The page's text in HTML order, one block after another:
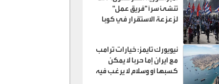
تنشئ سراً "فريق عمل"
لزعزعة الاستقرار في كوبا
نيويورك تايمز: خيارات ترامب
مع ايران إما حربا لا يمكن
كسبها أو وسلام لا يرغب فيه